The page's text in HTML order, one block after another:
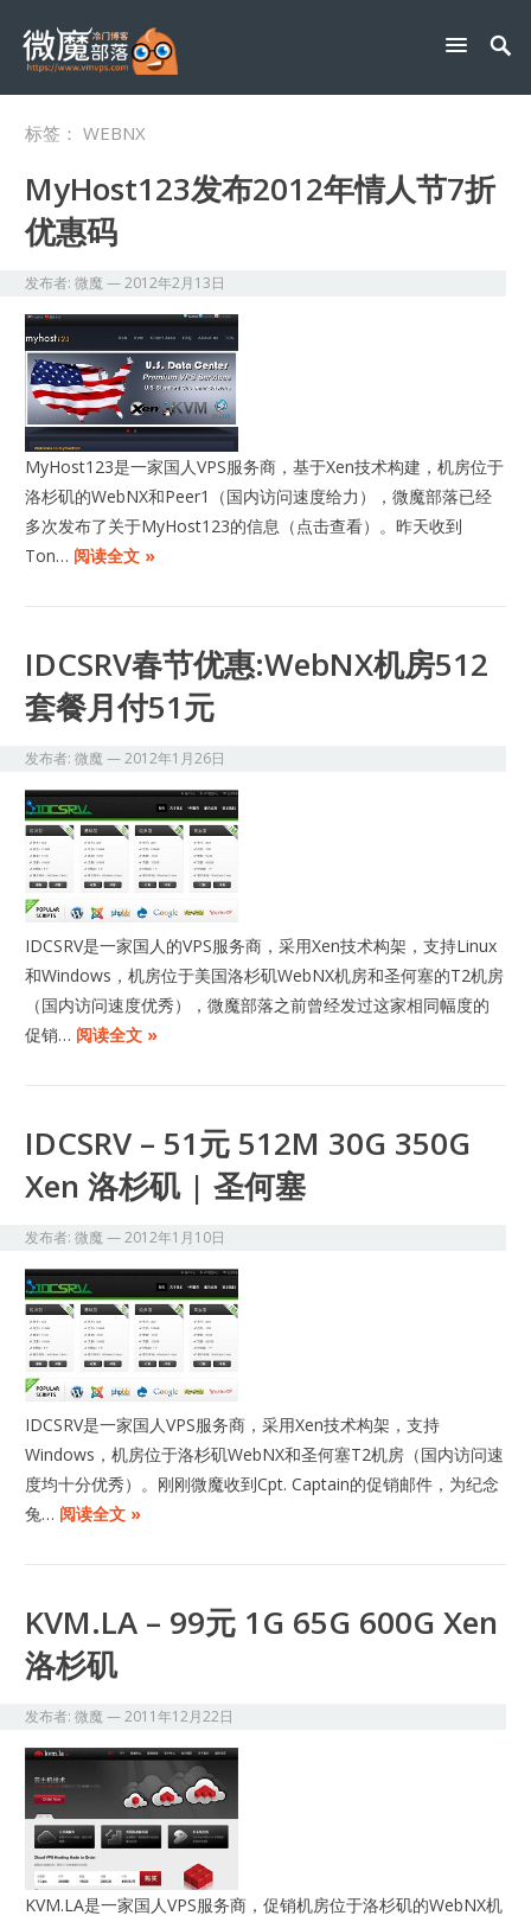
标签：WEBNX
MyHost123发布2012年情人节7折
优惠码
发布者:微魔—2012年2月13日
MyHost123是一家国人VPS服务商，基于Xen技术构建，机房位于
洛杉矶的WebNX和Peer1（国内访问速度给力），微魔部落已经
多次发布了关于MyHost123的信息（点击查看）。昨天收到
Ton… 阅读全文 »
IDCSRV春节优惠:WebNX机房512
套餐月付51元
发布者:微魔 —2012年1月26日
IDCSRV是一家国人的VPS服务商，采用Xen技术构架，支持Linux
和Windows，机房位于美国洛杉矶WebNX机房和圣何塞的T2机房
（国内访问速度优秀），微魔部落之前曾经发过这家相同幅度的
促销… 阅读全文 »
IDCSRV – 51元 512M 30G 350G
Xen 洛杉矶 | 圣何塞
发布者:微魔 —2012年1月10日
IDCSRV是一家国人VPS服务商，采用Xen技术构架，支持
Windows，机房位于洛杉矶WebNX和圣何塞T2机房（国内访问速
度均十分优秀）。刚刚微魔收到Cpt. Captain的促销邮件，为纪念
兔… 阅读全文 »
KVM.LA – 99元 1G 65G 600G Xen
洛杉矶
发布者:微魔 —2011年12月22日
KVM.LA是一家国人VPS服务商，促销机房位于洛杉矶的WebNX机